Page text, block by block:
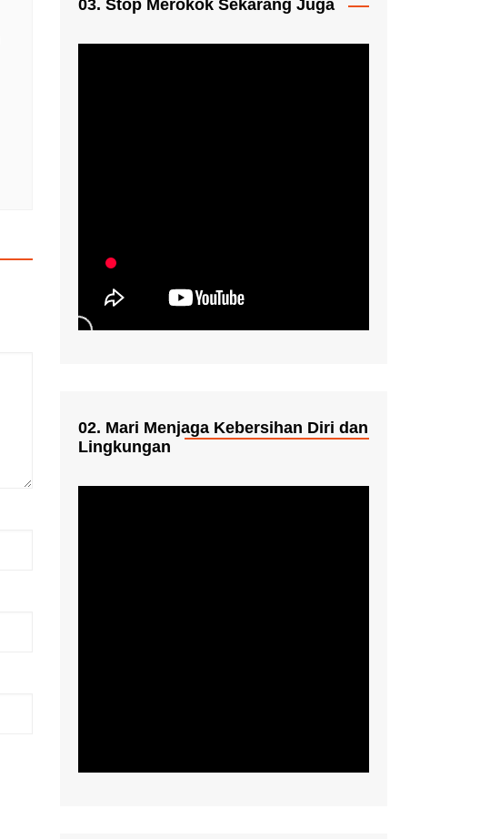
03. Stop Merokok Sekarang Juga
02. Mari Menjaga Kebersihan Diri dan
Lingkungan